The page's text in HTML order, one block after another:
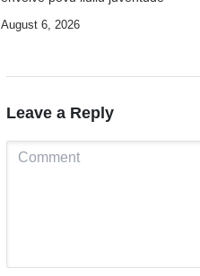
August 6, 2026
Leave a Reply